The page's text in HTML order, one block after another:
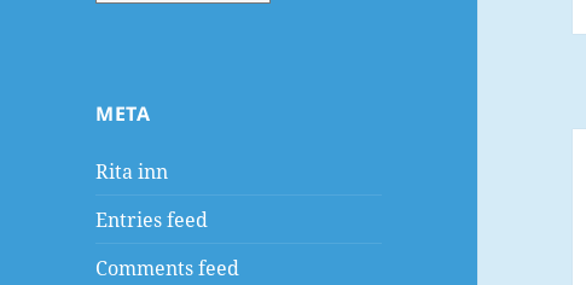
META
Rita inn
Entries feed
Comments feed